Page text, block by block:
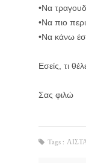
•Να
•Να πιο
•Να κάνω
Εσείς, τι
Σας φιλώ
Tags :